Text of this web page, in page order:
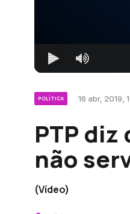
POLÍTICA 16 abr, 2019,
PTP
não
(Vídeo)